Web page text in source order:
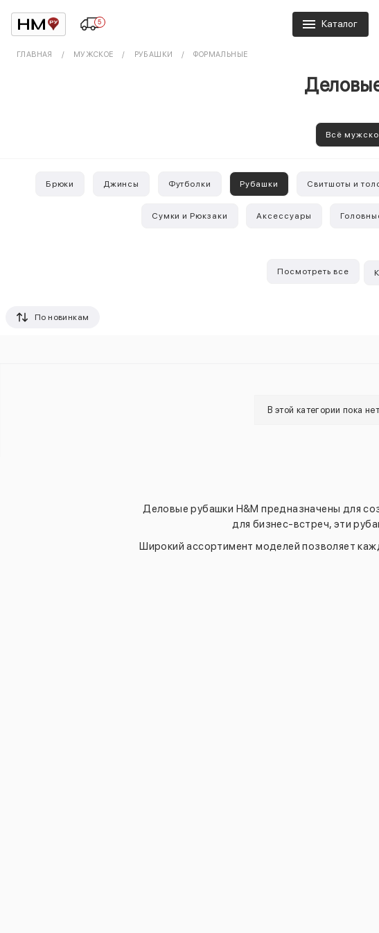
5 Каталог
ГЛАВНАЯ МУЖСКОЕ РУБАШКИ ФОРМАЛЬНЫЕ
Всё
Брюки Джинсы Футболки Рубашки Свитшоты и
Сумки и Рюкзаки Аксессуары
Посмотреть все
По новинкам
В этой категории пока
Деловые рубашки H&M предназначены для
для бизнес-встреч, эти
Широкий ассортимент моделей позволяет